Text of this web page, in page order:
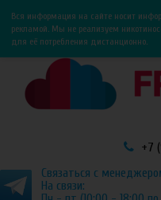
Вся информация на сайте носит
рекламой. Мы не реализуем
для её потребления дистанционно.
+7
Связаться с
На связи: